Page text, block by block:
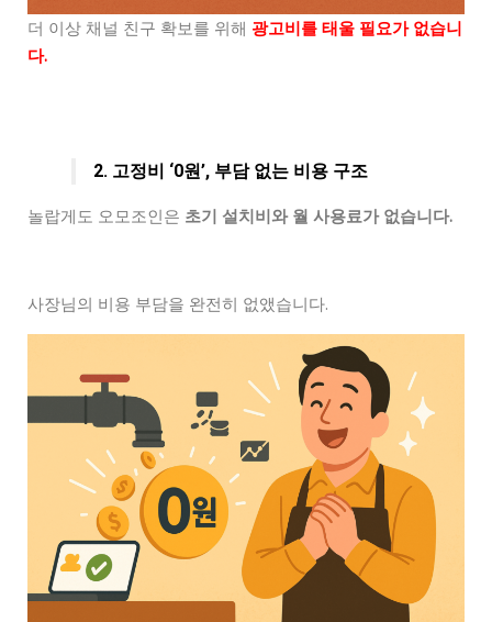
더 이상 채널 친구 확보를 위해 광고비를 태울 필요가 없습니
다.
2. 고정비 ‘0원’, 부담 없는 비용 구조
놀랍게도 오모조인은 초기 설치비와 월 사용료가 없습니다.
사장님의 비용 부담을 완전히 없앴습니다.